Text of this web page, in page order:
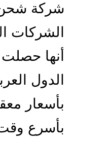
شركة شحن
الشركات
أنها
الدول
بأسعار
بأسرع